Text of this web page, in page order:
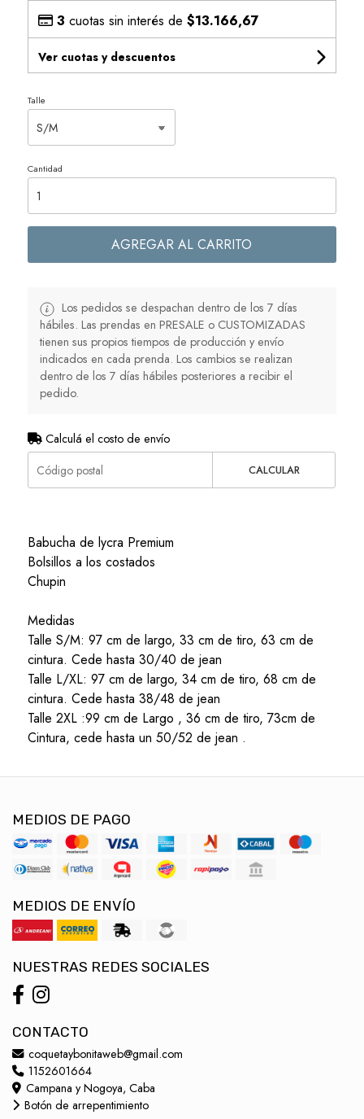
3 cuotas sin interés de $13.166,67
Ver cuotas y descuentos
Talle
Cantidad
AGREGAR AL CARRITO
Los pedidos se despachan dentro de los 7 días
hábiles. Las prendas en PRESALE o CUSTOMIZADAS
tienen sus propios tiempos de producción y envío
indicados en cada prenda. Los cambios se realizan
dentro de los 7 días hábiles posteriores a recibir el
pedido.
Calculá el costo de envío
CALCULAR
Babucha de lycra Premium
Bolsillos a los costados
Chupin
Medidas
Talle S/M: 97 cm de largo, 33 cm de tiro, 63 cm de
cintura. Cede hasta 30/40 de jean
Talle L/XL: 97 cm de largo, 34 cm de tiro, 68 cm de
cintura. Cede hasta 38/48 de jean
Talle 2XL :99 cm de Largo , 36 cm de tiro, 73cm de
Cintura, cede hasta un 50/52 de jean .
MEDIOS DE PAGO
MEDIOS DE ENVÍO
NUESTRAS REDES SOCIALES
CONTACTO
coquetaybonitaweb@gmail.com
1152601664
Campana y Nogoya, Caba
Botón de arrepentimiento